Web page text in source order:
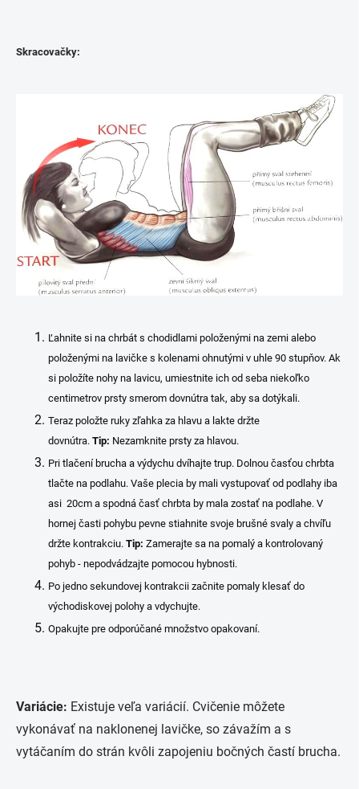
Skracovačky:
Ľahnite si na chrbát s chodidlami položenými na zemi alebo
položenými na lavičke s kolenami ohnutými v uhle 90 stupňov. Ak
si položíte nohy na lavicu, umiestnite ich od seba niekoľko
centimetrov prsty smerom dovnútra tak, aby sa dotýkali.
Teraz položte ruky zľahka za hlavu a lakte držte
dovnútra. Tip: Nezamknite prsty za hlavou.
Pri tlačení brucha a výdychu dvíhajte trup. Dolnou časťou chrbta
tlačte na podlahu. Vaše plecia by mali vystupovať od podlahy iba
asi 20cm a spodná časť chrbta by mala zostať na podlahe. V
hornej časti pohybu pevne stiahnite svoje brušné svaly a chvíľu
držte kontrakciu. Tip: Zamerajte sa na pomalý a kontrolovaný
pohyb - nepodvádzajte pomocou hybnosti.
Po jedno sekundovej kontrakcii začnite pomaly klesať do
východiskovej polohy a vdychujte.
Opakujte pre odporúčané množstvo opakovaní.
Variácie: Existuje veľa variácií. Cvičenie môžete
vykonávať na naklonenej lavičke, so závažím a s
vytáčaním do strán kvôli zapojeniu bočných častí brucha.